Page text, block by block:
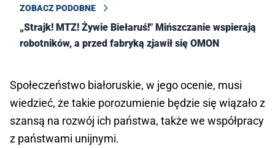
ZOBACZ PODOBNE
„Strajk! MTZ! Żywie Biełaruś!" Mińszczanie wspierają
robotników, a przed fabryką zjawił się OMON
Społeczeństwo białoruskie, w jego ocenie, musi
wiedzieć, że takie porozumienie będzie się wiązało z
szansą na rozwój ich państwa, także we współpracy
z państwami unijnymi.